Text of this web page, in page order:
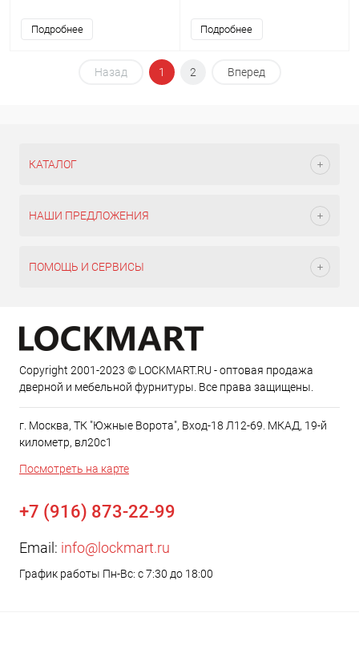
Подробнее Подробнее
Назад 1 2 Вперед
КАТАЛОГ
НАШИ ПРЕДЛОЖЕНИЯ
ПОМОЩЬ И СЕРВИСЫ
Copyright 2001-2023 © LOCKMART.RU - оптовая продажа
дверной и мебельной фурнитуры. Все права защищены.
г. Москва, ТК "Южные Ворота", Вход-18 Л12-69. МКАД, 19-й
километр, вл20с1
Посмотреть на карте
+7 (916) 873-22-99
Email: info@lockmart.ru
График работы Пн-Вс: с 7:30 до 18:00